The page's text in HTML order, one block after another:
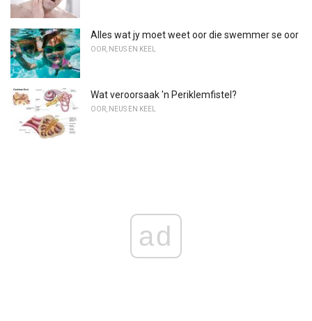
Alles wat jy moet weet oor die swemmer se oor
OOR, NEUS EN KEEL
Wat veroorsaak 'n Periklemfistel?
OOR, NEUS EN KEEL
ad